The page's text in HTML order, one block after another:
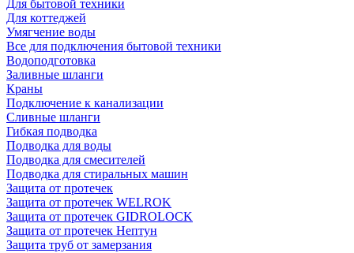
Для бытовой техники
Для коттеджей
Умягчение воды
Все для подключения бытовой техники
Водоподготовка
Заливные шланги
Краны
Подключение к канализации
Сливные шланги
Гибкая подводка
Подводка для воды
Подводка для смесителей
Подводка для стиральных машин
Защита от протечек
Защита от протечек WELROK
Защита от протечек GIDROLOCK
Защита от протечек Нептун
Защита труб от замерзания